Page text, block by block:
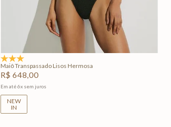
P M G
Adicionar na sacola
Maiô Transpassado Lisos Hermosa
R$ 648,00
Em até6x sem juros
NEW
IN